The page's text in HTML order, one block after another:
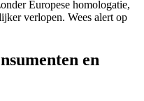
Europese homologatie,
verlopen. Wees alert op
en